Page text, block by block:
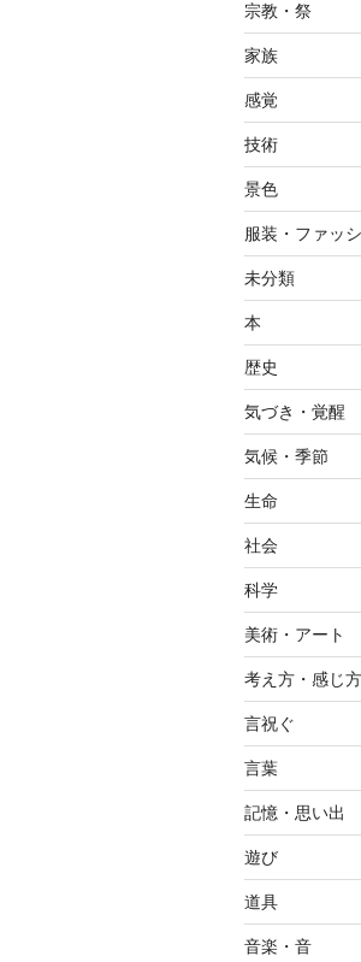
宗教・祭
家族
感覚
技術
景色
服装・ファッ
未分類
本
歴史
気づき・覚醒
気候・季節
生命
社会
科学
美術・アート
考え方・感じ方
言祝ぐ
言葉
記憶・思い出
遊び
道具
音楽・音